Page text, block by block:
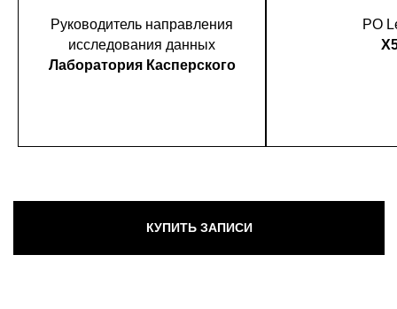
Руководитель направления
исследования данных
Лаборатория Касперского
PO